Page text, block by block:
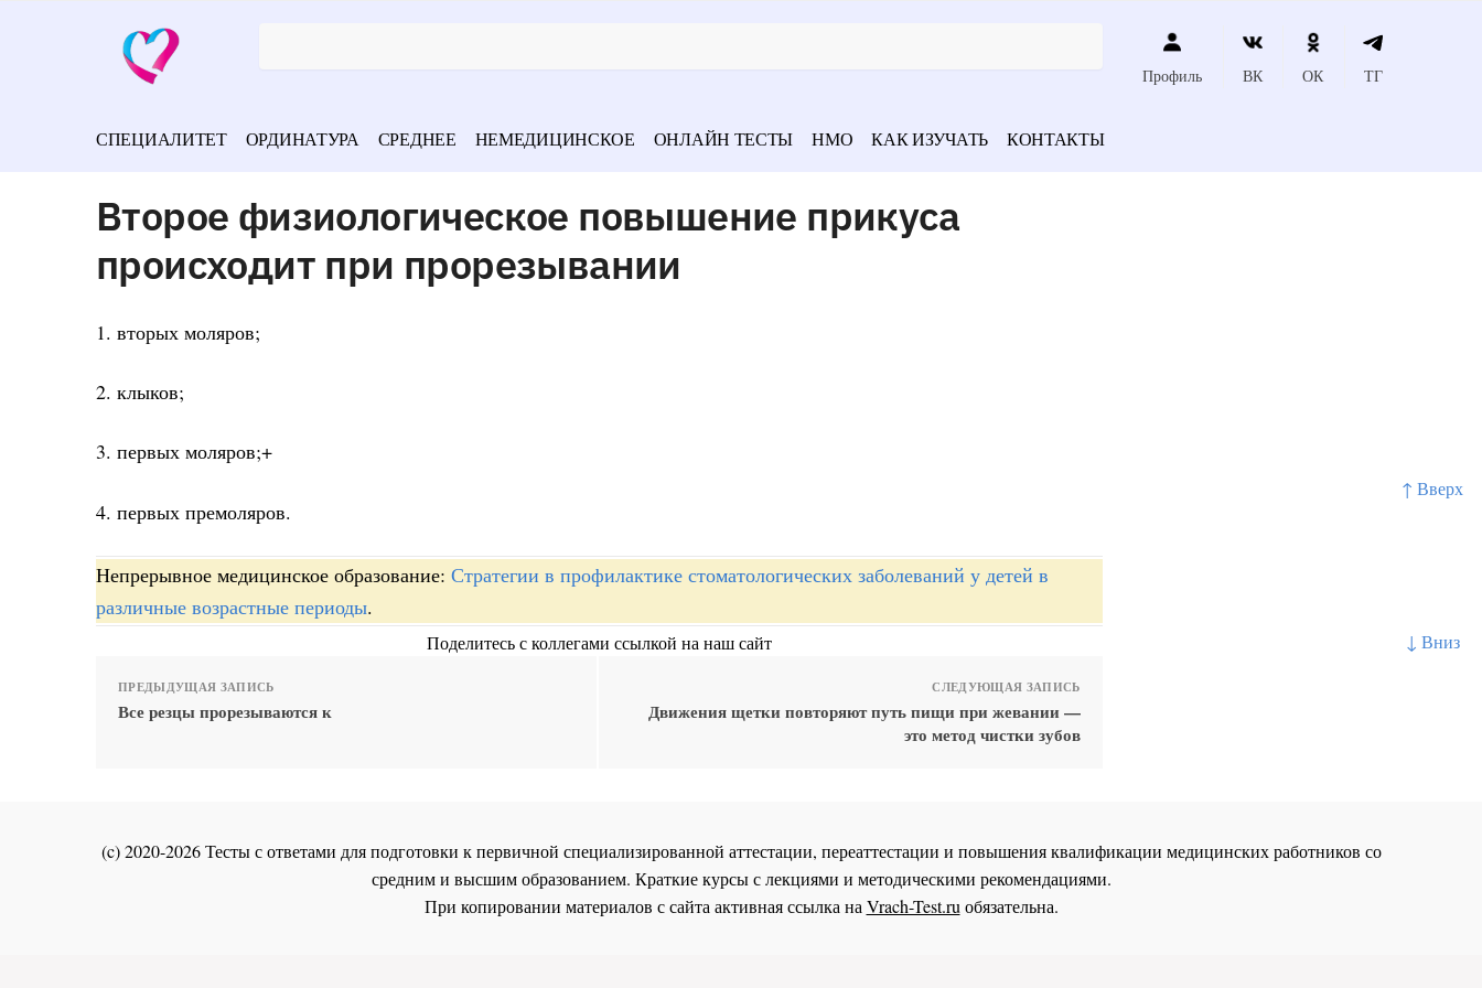
↑ Вверх
↓ Вниз
Профиль ВК ОК ТГ
СПЕЦИАЛИТЕТ ОРДИНАТУРА СРЕДНЕЕ НЕМЕДИЦИНСКОЕ ОНЛАЙН ТЕСТЫ НМО КАК ИЗУЧАТЬ КОНТАКТЫ
Второе физиологическое повышение прикуса
происходит при прорезывании
1. вторых моляров;
2. клыков;
3. первых моляров;+
4. первых премоляров.
Непрерывное медицинское образование: Стратегии в профилактике стоматологических заболеваний у детей в
различные возрастные периоды.
Поделитесь с коллегами ссылкой на наш сайт
ПРЕДЫДУЩАЯ ЗАПИСЬ
Все резцы прорезываются к
СЛЕДУЮЩАЯ ЗАПИСЬ
Движения щетки повторяют путь пищи при жевании —
это метод чистки зубов
(c) 2020-2026 Тесты с ответами для подготовки к первичной специализированной аттестации, переаттестации и повышения квалификации медицинских работников со
средним и высшим образованием. Краткие курсы с лекциями и методическими рекомендациями.
При копировании материалов с сайта активная ссылка наVrach-Test.ruобязательна.